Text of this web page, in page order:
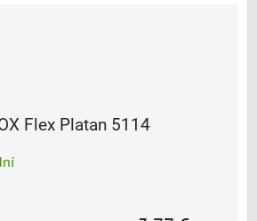
Flex Platan 5114